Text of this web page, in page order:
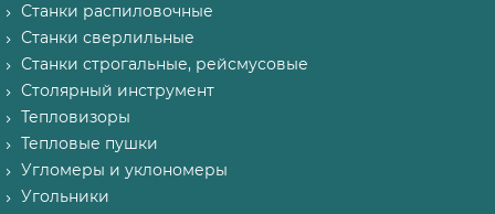
Станки распиловочные
Станки сверлильные
Станки строгальные, рейсмусовые
Столярный инструмент
Тепловизоры
Тепловые пушки
Угломеры и уклономеры
Угольники